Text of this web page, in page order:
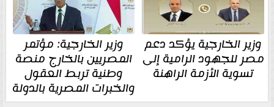
وزير الخارجية يؤكد دعم
مصر للجهود الرامية إلى
تسوية الأزمة الراهنة
وزير الخارجية: مؤتمر
المصريين بالخارج منصة
وطنية تربط العقول
والخبرات المصرية بالدولة